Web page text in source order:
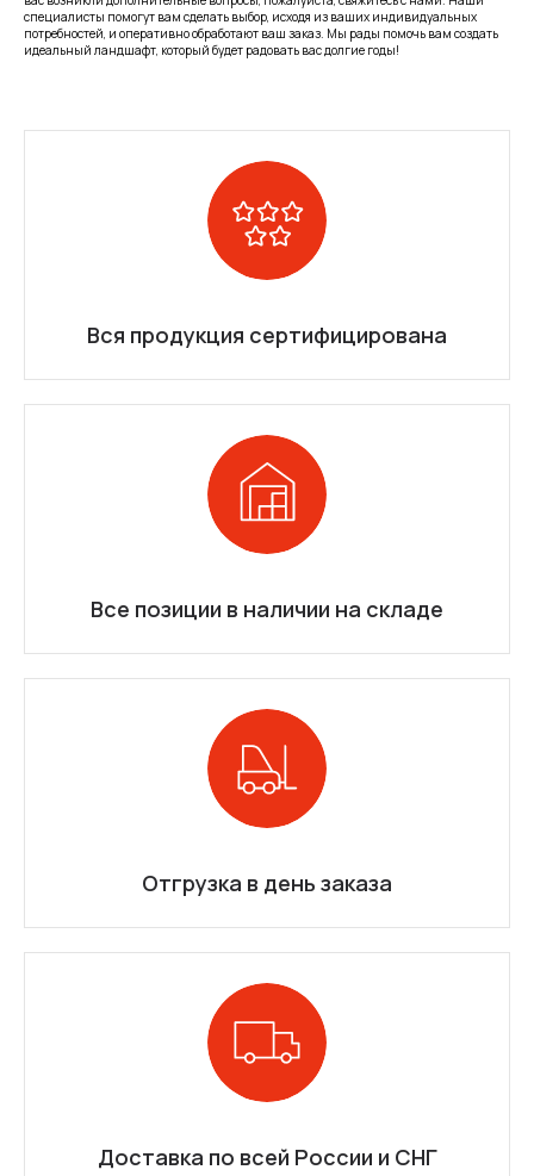
специалисты помогут вам сделать выбор, исходя из ваших индивидуальных
потребностей, и оперативно обработают ваш заказ. Мы рады помочь вам создать
идеальный ландшафт, который будет радовать вас долгие годы!
Вся продукция сертифицирована
Все позиции в наличии на складе
Отгрузка в день заказа
Доставка по всей России и СНГ